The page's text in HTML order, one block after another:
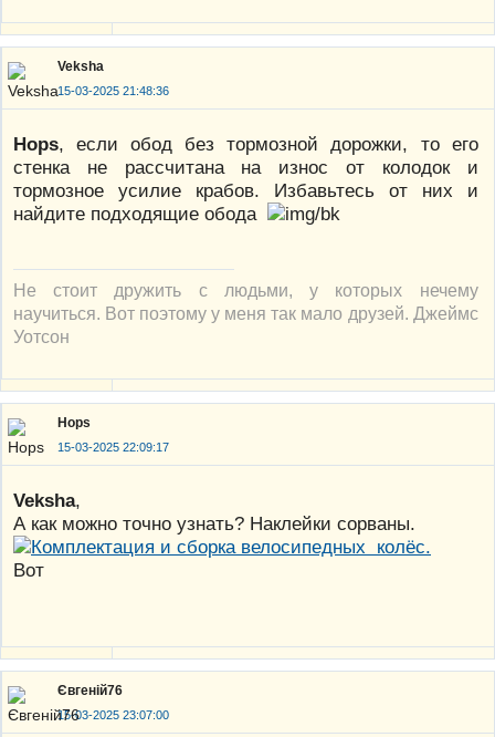
Veksha
15-03-2025 21:48:36
Hops, если обод без тормозной дорожки, то его
стенка не рассчитана на износ от колодок и
тормозное усилие крабов. Избавьтесь от них и
найдите подходящие обода
Не стоит дружить с людьми, у которых нечему
научиться. Вот поэтому у меня так мало друзей. Джеймс
Уотсон
Hops
15-03-2025 22:09:17
Veksha,
А как можно точно узнать? Наклейки сорваны.
Вот
Євгеній76
15-03-2025 23:07:00